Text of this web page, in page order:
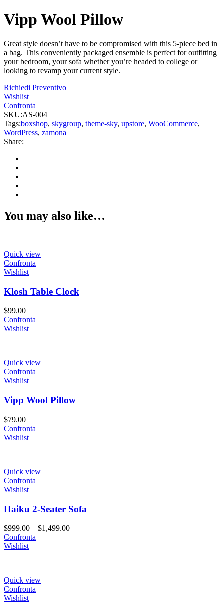
Vipp Wool Pillow
Great style doesn’t have to be compromised with this 5-piece bed in
a bag. This conveniently packaged ensemble is perfect for outfitting
your bedroom, your sofa whether you’re headed to college or
looking to revamp your current style.
Richiedi Preventivo
Wishlist
Confronta
SKU:AS-004
Tags:boxshop, skygroup, theme-sky, upstore, WooCommerce,
WordPress, zamona
Share:
You may also like…
Quick view
Confronta
Wishlist
Klosh Table Clock
$99.00
Confronta
Wishlist
Quick view
Confronta
Wishlist
Vipp Wool Pillow
$79.00
Confronta
Wishlist
Quick view
Confronta
Wishlist
Haiku 2-Seater Sofa
$999.00 – $1,499.00
Confronta
Wishlist
Quick view
Confronta
Wishlist